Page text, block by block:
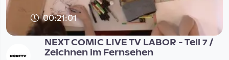
00:21:01
NEXT COMIC LIVE TV LABOR - Teil 7 /
Zeichnen im Fernsehen